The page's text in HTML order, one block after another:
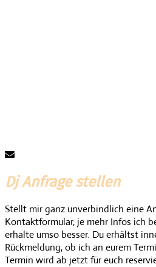
Dj Anfrage stellen
Stellt mir ganz unverbindlich eine
Kontaktformular, je mehr Infos ich
erhalte umso besser. Du erhältst
Rückmeldung, ob ich an eurem
Termin wird ab jetzt für euch